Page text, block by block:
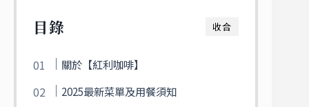
收合
目錄
關於【紅利咖啡】
2025最新菜單及用餐須知